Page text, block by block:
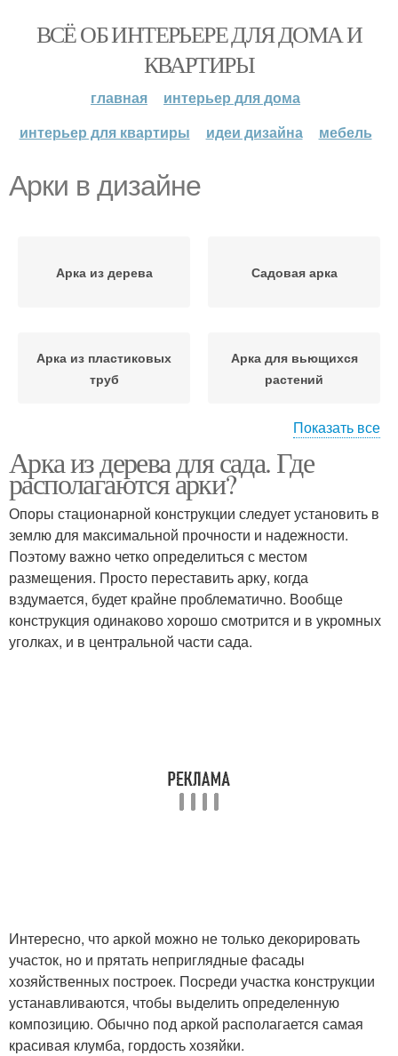
ВСЁ ОБ ИНТЕРЬЕРЕ ДЛЯ ДОМА И
КВАРТИРЫ
главная
интерьер для дома
интерьер для квартиры
идеи дизайна мебель
Арки в дизайне
Арка из дерева Садовая арка
Арка из пластиковых
труб
Арка для вьющихся
растений
Металлическая арка Арка для дачи
Садовые арки Арки из металла
Арки в ландшафтном
Арка для вьющейся
розы
Деревянные арки
Арка для сада
Растения для садовой
Показать все
Арка из дерева для сада. Где
располагаются арки?
Опоры стационарной конструкции следует установить в
землю для максимальной прочности и надежности.
Поэтому важно четко определиться с местом
размещения. Просто переставить арку, когда
вздумается, будет крайне проблематично. Вообще
конструкция одинаково хорошо смотрится и в укромных
уголках, и в центральной части сада.
Интересно, что аркой можно не только декорировать
участок, но и прятать неприглядные фасады
хозяйственных построек. Посреди участка конструкции
устанавливаются, чтобы выделить определенную
композицию. Обычно под аркой располагается самая
красивая клумба, гордость хозяйки.